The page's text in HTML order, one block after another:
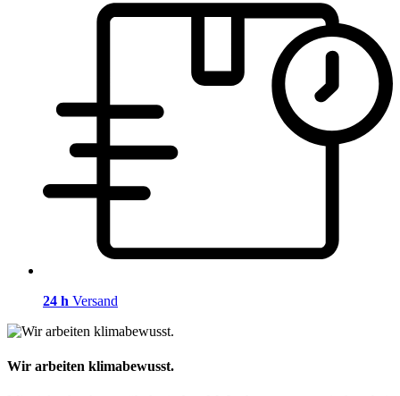
24 h Versand
Wir arbeiten klimabewusst.